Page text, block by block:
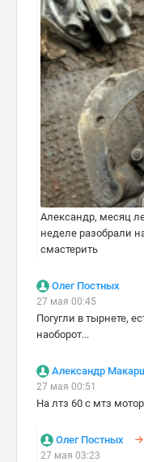
Александр, месяц
неделе разобрали
смастерить
Олег Постных
27 мая 00:45
Погугли в тырнете,
наоборот...
Александр
27 мая 00:51
На лтз 60 с мтз
Олег Постных
27 мая 03:23